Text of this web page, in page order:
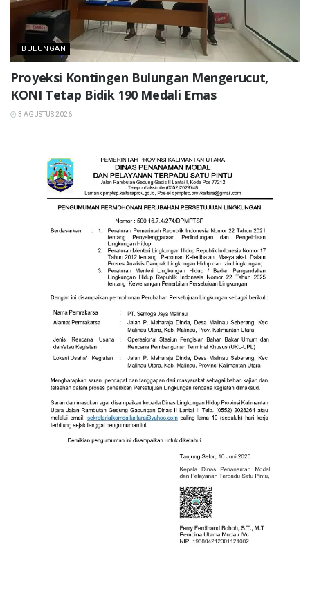
BULUNGAN
Proyeksi Kontingen Bulungan Mengerucut,
KONI Tetap Bidik 190 Medali Emas
3 AGUSTUS 2026